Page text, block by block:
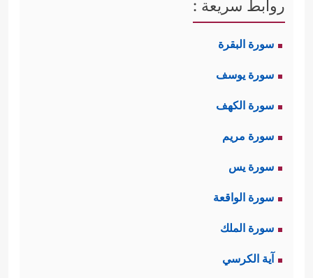
روابط سريعة :
سورة البقرة
سورة يوسف
سورة الكهف
سورة مريم
سورة يس
سورة الواقعة
سورة الملك
آية الكرسي